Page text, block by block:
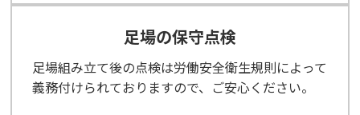
足場の保守点検
足場組み立て後の点検は労働安全衛生規則によって
義務付けられておりますので、ご安心ください。